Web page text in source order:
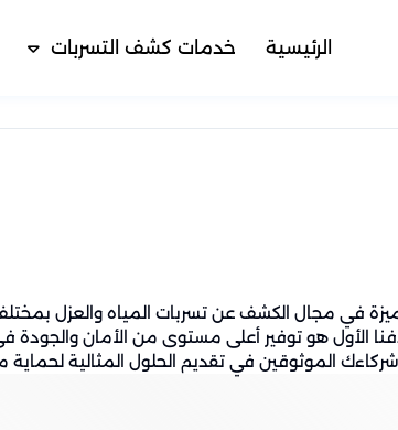
الرئيسية خدمات كشف التسربات
في مجال الكشف عن تسربات المياه والعزل
هدفنا الأول هو توفير أعلى مستوى من الأمان
الموثوقين في تقديم الحلول المثالية لحماية